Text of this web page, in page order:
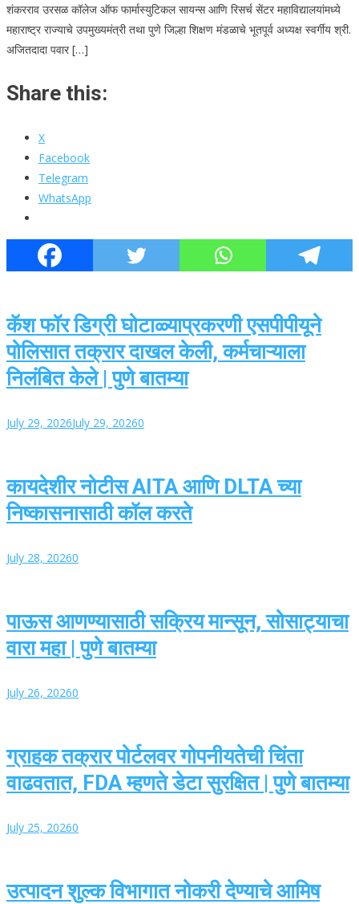
शंकरराव उरसळ कॉलेज ऑफ फार्मास्युटिकल सायन्स आणि रिसर्च सेंटर महाविद्यालयांमध्ये
महाराष्ट्र राज्याचे उपमुख्यमंत्री तथा पुणे जिल्हा शिक्षण मंडळाचे भूतपूर्व अध्यक्ष स्वर्गीय श्री.
अजितदादा पवार […]
Share this:
X
Facebook
Telegram
WhatsApp
कॅश फॉर डिग्री घोटाळ्याप्रकरणी एसपीपीयूने
पोलिसात तक्रार दाखल केली, कर्मचाऱ्याला
निलंबित केले | पुणे बातम्या
July 29, 2026July 29, 20260
कायदेशीर नोटीस AITA आणि DLTA च्या
निष्कासनासाठी कॉल करते
July 28, 20260
पाऊस आणण्यासाठी सक्रिय मान्सून, सोसाट्याचा
वारा महा | पुणे बातम्या
July 26, 20260
ग्राहक तक्रार पोर्टलवर गोपनीयतेची चिंता
वाढवतात, FDA म्हणते डेटा सुरक्षित | पुणे बातम्या
July 25, 20260
उत्पादन शुल्क विभागात नोकरी देण्याचे आमिष